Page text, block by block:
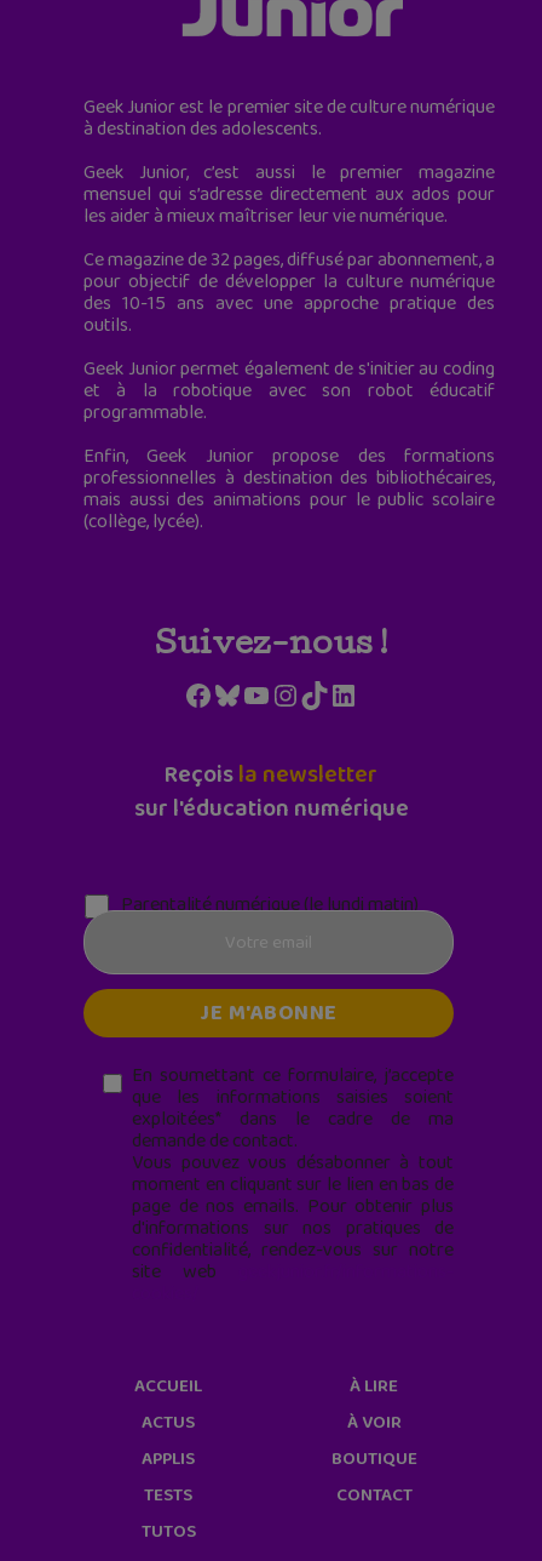
Geek Junior est le premier site de culture numérique
à destination des adolescents.
Geek Junior, c’est aussi le premier magazine
mensuel qui s’adresse directement aux ados pour
les aider à mieux maîtriser leur vie numérique.
Ce magazine de 32 pages, diffusé par abonnement, a
pour objectif de développer la culture numérique
des 10-15 ans avec une approche pratique des
outils.
Geek Junior permet également de s'initier au coding
et à la robotique avec son robot éducatif
programmable.
Enfin, Geek Junior propose des formations
professionnelles à destination des bibliothécaires,
mais aussi des animations pour le public scolaire
(collège, lycée).
Suivez-nous !
Facebook
Bluesky
YouTube
Instagram
TikTokLinkedIn
Reçoisla newsletter
sur l'éducation numérique
Parentalité numérique (le lundi matin)
En soumettant ce formulaire, j’accepte
que les informations saisies soient
exploitées* dans le cadre de ma
demande de contact.
Vous pouvez vous désabonner à tout
moment en cliquant sur le lien en bas de
page de nos emails. Pour obtenir plus
d'informations sur nos pratiques de
confidentialité, rendez-vous sur notre
site web
ACCUEIL
ACTUS
APPLIS
TESTS
TUTOS
À LIRE
À VOIR
BOUTIQUE
CONTACT